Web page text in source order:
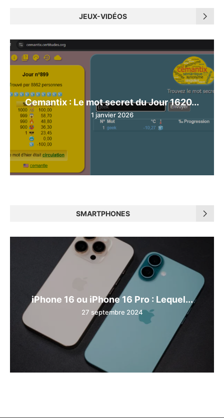
JEUX-VIDÉOS
Cemantix : Le mot secret du Jour 1620...
1 janvier 2026
SMARTPHONES
iPhone 16 ou iPhone 16 Pro : Lequel...
27 septembre 2024